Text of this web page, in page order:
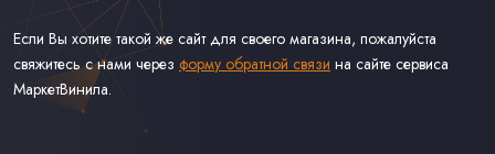
Если Вы хотите такой же сайт для своего магазина, пожалуйста
свяжитесь с нами через форму обратной связи на сайте сервиса
МаркетВинила.
Каталог Винила, CD и Кассет